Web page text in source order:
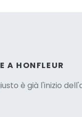
A HONFLEUR
è già l'inizio